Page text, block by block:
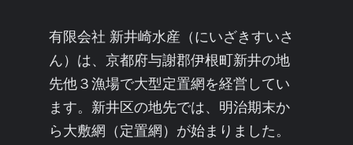
有限会社 新井崎水産（にいざきすいさ
ん）は、京都府与謝郡伊根町新井の地
先他３漁場で大型定置網を経営してい
ます。新井区の地先では、明治期末か
ら大敷網（定置網）が始まりました。